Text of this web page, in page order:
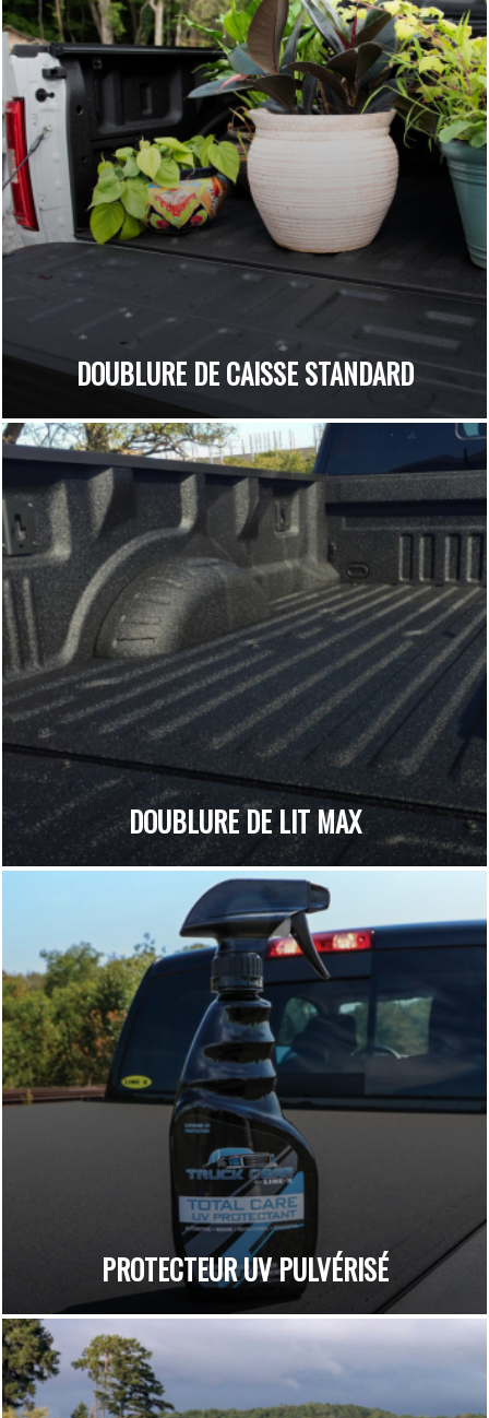
DOUBLURE DE CAISSE STANDARD
DOUBLURE DE LIT MAX
PROTECTEUR UV PULVÉRISÉ